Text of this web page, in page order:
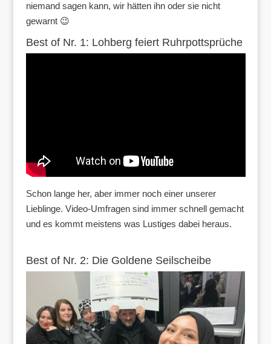
niemand sagen kann, wir hätten ihn oder sie nicht
gewarnt 😉
Best of Nr. 1: Lohberg feiert Ruhrpottsprüche
Schon lange her, aber immer noch einer unserer
Lieblinge. Video-Umfragen sind immer schnell gemacht
und es kommt meistens was Lustiges dabei heraus.
Best of Nr. 2: Die Goldene Seilscheibe